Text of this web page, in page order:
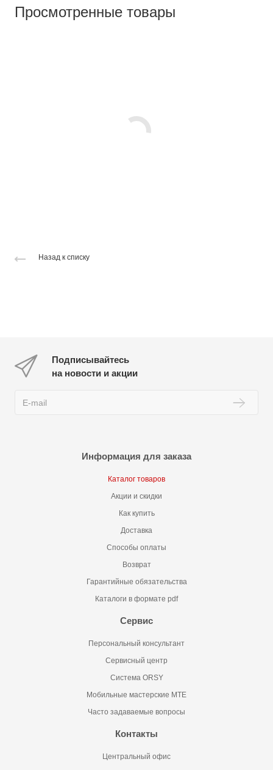
Просмотренные товары
Назад к списку
Подписывайтесь
на новости и акции
Информация для заказа
Каталог товаров
Акции и скидки
Как купить
Доставка
Способы оплаты
Возврат
Гарантийные обязательства
Каталоги в формате pdf
Сервис
Персональный консультант
Сервисный центр
Система ORSY
Мобильные мастерские MTE
Часто задаваемые вопросы
Контакты
Центральный офис